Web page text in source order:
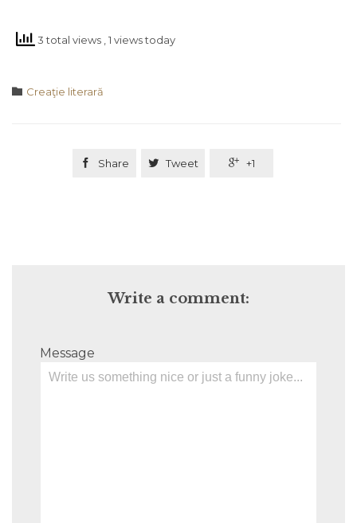
3 total views , 1 views today
 Category
Creaţie literară
 Share  Tweet  +1
Write a comment:
Message